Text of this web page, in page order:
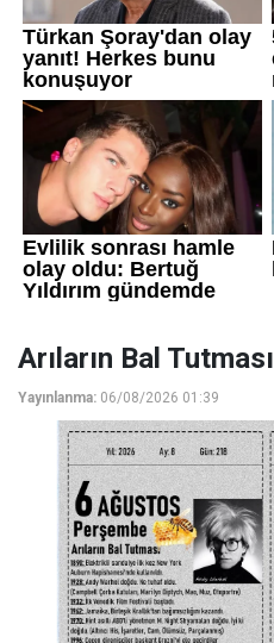
Arıların Bal Tutması
Yayınlanma: 06/08/2026 01:39